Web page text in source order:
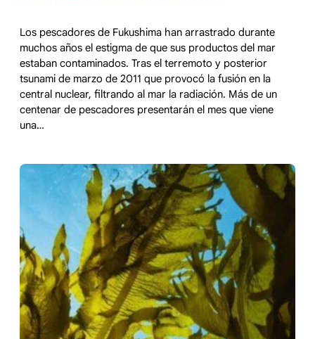
Los pescadores de Fukushima han arrastrado durante
muchos años el estigma de que sus productos del mar
estaban contaminados. Tras el terremoto y posterior
tsunami de marzo de 2011 que provocó la fusión en la
central nuclear, filtrando al mar la radiación. Más de un
centenar de pescadores presentarán el mes que viene
una…